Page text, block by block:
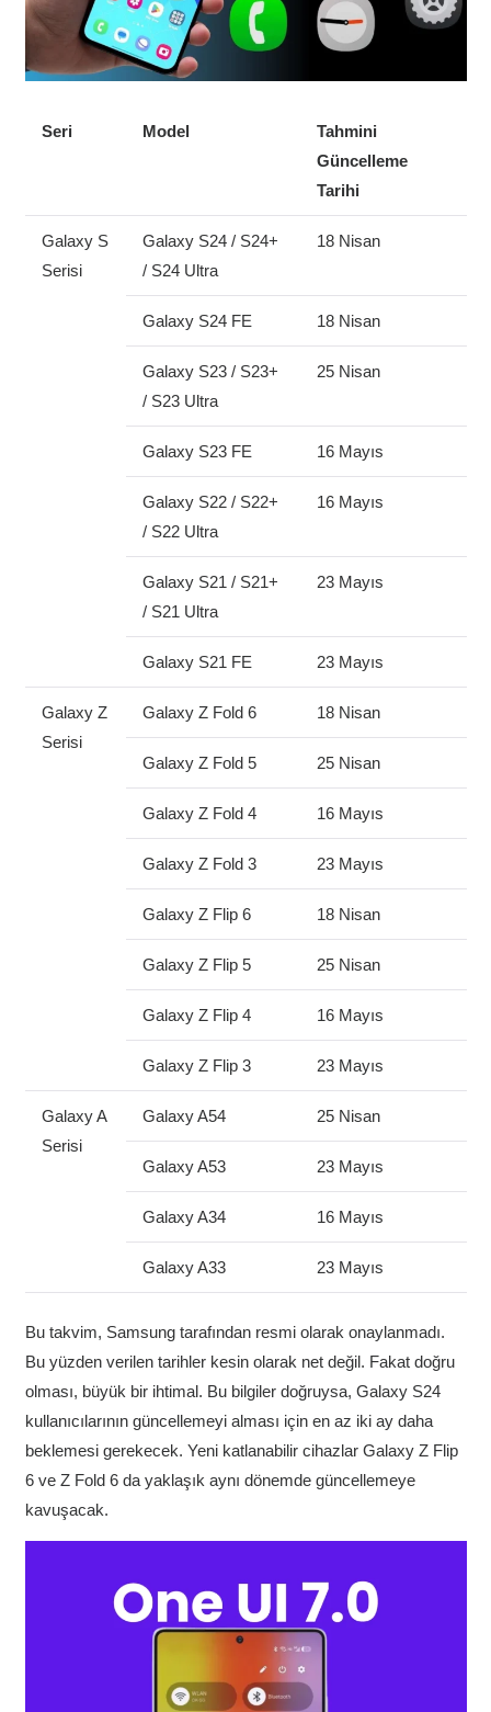
Seri Model
Tahmini
Güncelleme
Tarihi
Galaxy S
Serisi
Galaxy S24 / S24+
/ S24 Ultra
18 Nisan
Galaxy S24 FE 18 Nisan
Galaxy S23 / S23+
/ S23 Ultra
25 Nisan
Galaxy S23 FE 16 Mayıs
Galaxy S22 / S22+
/ S22 Ultra
16 Mayıs
Galaxy S21 / S21+
/ S21 Ultra
23 Mayıs
Galaxy S21 FE 23 Mayıs
Galaxy Z
Serisi
Galaxy Z Fold 6 18 Nisan
Galaxy Z Fold 5 25 Nisan
Galaxy Z Fold 4 16 Mayıs
Galaxy Z Fold 3 23 Mayıs
Galaxy Z Flip 6 18 Nisan
Galaxy Z Flip 5 25 Nisan
Galaxy Z Flip 4 16 Mayıs
Galaxy Z Flip 3 23 Mayıs
Galaxy A
Serisi
Galaxy A54 25 Nisan
Galaxy A53 23 Mayıs
Galaxy A34 16 Mayıs
Galaxy A33 23 Mayıs
Bu takvim, Samsung tarafından resmi olarak onaylanmadı.
Bu yüzden verilen tarihler kesin olarak net değil. Fakat doğru
olması, büyük bir ihtimal. Bu bilgiler doğruysa, Galaxy S24
kullanıcılarının güncellemeyi alması için en az iki ay daha
beklemesi gerekecek. Yeni katlanabilir cihazlar Galaxy Z Flip
6 ve Z Fold 6 da yaklaşık aynı dönemde güncellemeye
kavuşacak.